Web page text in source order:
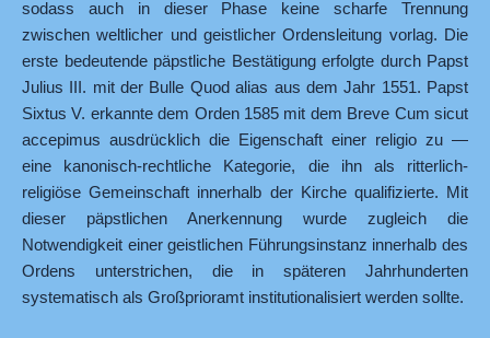
sodass auch in dieser Phase keine scharfe Trennung
zwischen weltlicher und geistlicher Ordensleitung vorlag. Die
erste bedeutende päpstliche Bestätigung erfolgte durch Papst
Julius III. mit der Bulle Quod alias aus dem Jahr 1551. Papst
Sixtus V. erkannte dem Orden 1585 mit dem Breve Cum sicut
accepimus ausdrücklich die Eigenschaft einer religio zu —
eine kanonisch-rechtliche Kategorie, die ihn als ritterlich-
religiöse Gemeinschaft innerhalb der Kirche qualifizierte. Mit
dieser päpstlichen Anerkennung wurde zugleich die
Notwendigkeit einer geistlichen Führungsinstanz innerhalb des
Ordens unterstrichen, die in späteren Jahrhunderten
systematisch als Großprioramt institutionalisiert werden sollte.